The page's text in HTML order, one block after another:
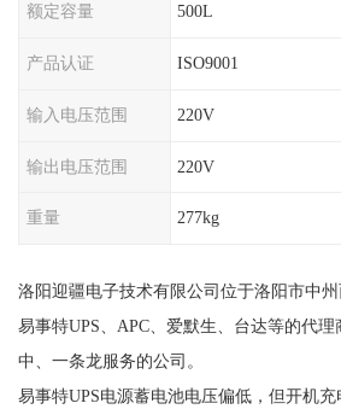
额定容量 500L
产品认证 ISO9001
输入电压范围 220V
输出电压范围 220V
重量 277kg
洛阳迎疆电子技术有限公司位于洛阳市中州
易事特UPS、APC、爱默生、台达等的代
中、一条龙服务的公司。
易事特UPS电源蓄电池电压偏低，但开机